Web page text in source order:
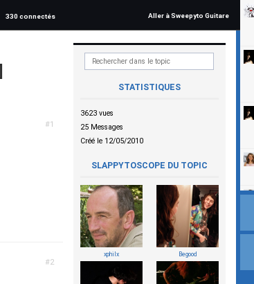
330 connectés Aller à Sweepyto Guitare
STATISTIQUES
3623 vues
25 Messages
Créé le 12/05/2010
SLAPPYTOSCOPE DU TOPIC
xphilx Begood
#1
#2